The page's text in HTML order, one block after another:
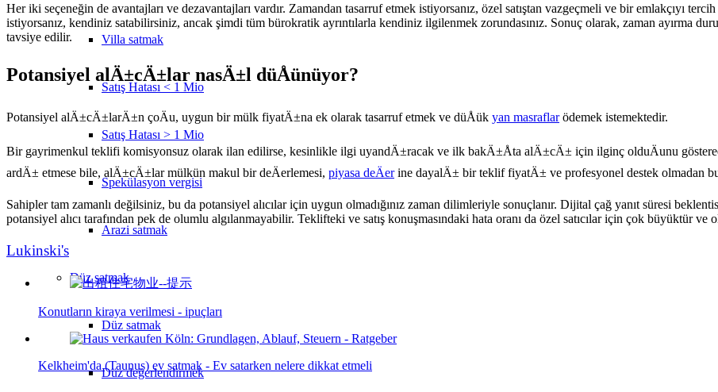
Villa satmak
Satış Hatası < 1 Mio
Satış Hatası > 1 Mio
Spekülasyon vergisi
Arazi satmak
Düzsatmak
Düz satmak
Düz değerlendirmek
Her iki seçeneğin de avantajları ve dezavantajları vardır. Zamandan tasarruf etmek istiyorsanız, özel satıştan vazgeçmeli ve bir emlakçıyı
istiyorsanız, kendiniz satabilirsiniz, ancak şimdi tüm bürokratik ayrıntılarla kendiniz ilgilenmek zorundasınız. Sonuç olarak, zaman ayırma
tavsiye edilir.
Potansiyel alÄ±cÄ±lar nasÄ±l düÅünüyor?
Potansiyel alÄ±cÄ±larÄ±n çoÄu, uygun bir mülk fiyatÄ±na ek olarak tasarruf etmek ve düÅük yan masraflarödemek istemektedir.
Bir gayrimenkul teklifi komisyonsuz olarak ilan edilirse, kesinlikle ilgi uyandÄ±racak ve ilk bakÄ±Åta alÄ±cÄ± için ilginç olduÄunu
ardÄ± etmese bile, alÄ±cÄ±lar mülkün makul bir deÄerlemesi, piyasa deÄerine dayalÄ± bir teklif fiyatÄ± ve profesyonel destek olmadan
Sahipler tam zamanlı değilsiniz, bu da potansiyel alıcılar için uygun olmadığınız zaman dilimleriyle sonuçlanır. Dijital çağ yanıt süresi
potansiyel alıcı tarafından pek de olumlu algılanmayabilir. Teklifteki ve satış konuşmasındaki hata oranı da özel satıcılar için çok büyüktür ve
Lukinski's
Konutların kiraya verilmesi - ipuçları
Kelkheim'da (Taunus) ev satmak - Ev satarken nelere dikkat etmeli